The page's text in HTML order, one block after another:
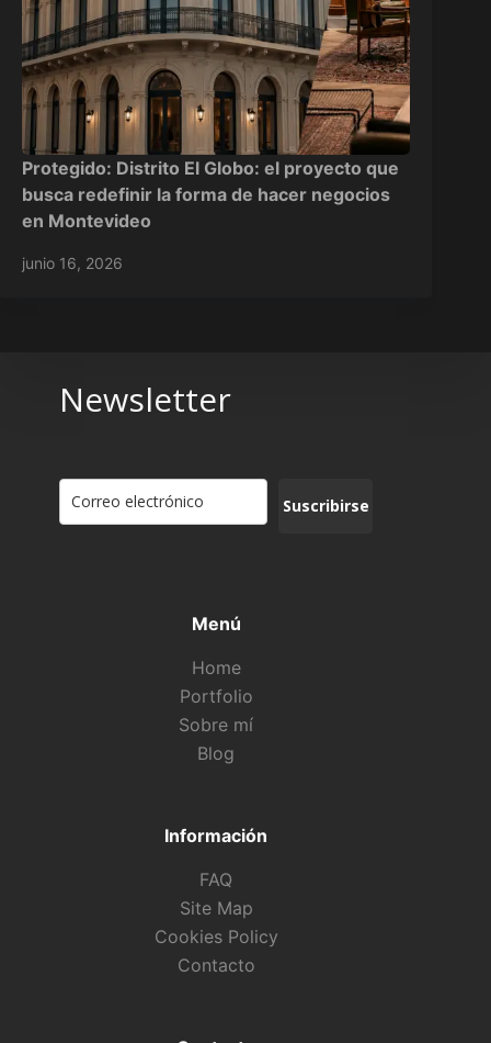
Protegido: Distrito El Globo: el proyecto que
busca redefinir la forma de hacer negocios
en Montevideo
junio 16, 2026
Newsletter
Suscribirse
Menú
Home
Portfolio
Sobre mí
Blog
Información
FAQ
Site Map
Cookies Policy
Contacto